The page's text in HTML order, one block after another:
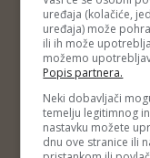
Impressum
uređaja (kolačiće,
uređaja) može
ili ih može
možemo
Popis partnera.
Neki dobavljači
temelju legitimnog
nastavku možete
dnu ove stranice ili